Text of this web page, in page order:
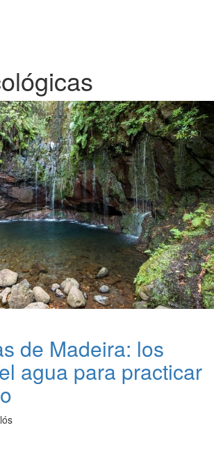
de Madeira: los
agua para practicar